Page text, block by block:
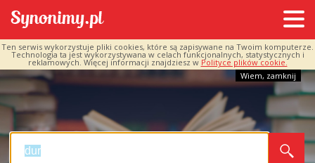
Ten serwis wykorzystuje pliki cookies, które są zapisywane na Twoim komputerze.
Technologia ta jest wykorzystywana w celach funkcjonalnych, statystycznych i
reklamowych. Więcej informacji znajdziesz w Polityce plików cookie.
Wiem, zamknij